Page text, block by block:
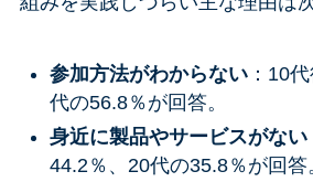
参加方法がわからない：10
代の56.8％が回答。
身近に製品やサービスがない
44.2％、20代の35.8％が回答